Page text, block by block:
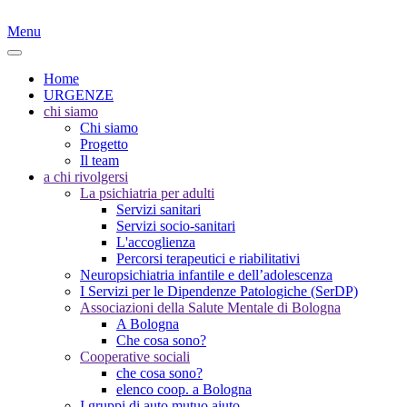
Menu
Home
URGENZE
chi siamo
Chi siamo
Progetto
Il team
a chi rivolgersi
La psichiatria per adulti
Servizi sanitari
Servizi socio-sanitari
L'accoglienza
Percorsi terapeutici e riabilitativi
Neuropsichiatria infantile e dell’adolescenza
I Servizi per le Dipendenze Patologiche (SerDP)
Associazioni della Salute Mentale di Bologna
A Bologna
Che cosa sono?
Cooperative sociali
che cosa sono?
elenco coop. a Bologna